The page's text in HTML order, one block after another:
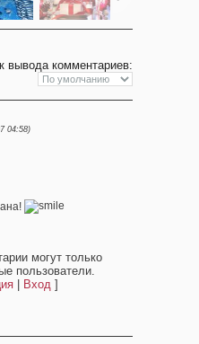
вывода комментариев:
04:58)
могут только
пользователи.
| Вход ]